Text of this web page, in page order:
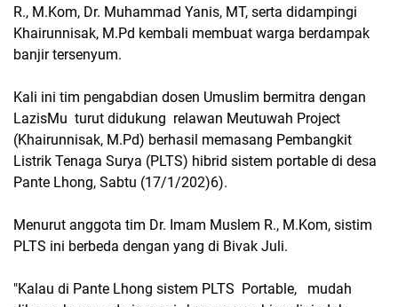
R., M.Kom, Dr. Muhammad Yanis, MT, serta didampingi
Khairunnisak, M.Pd kembali membuat warga berdampak
banjir tersenyum.
Kali ini tim pengabdian dosen Umuslim bermitra dengan
LazisMu turut didukung relawan Meutuwah Project
(Khairunnisak, M.Pd) berhasil memasang Pembangkit
Listrik Tenaga Surya (PLTS) hibrid sistem portable di desa
Pante Lhong, Sabtu (17/1/202)6).
Menurut anggota tim Dr. Imam Muslem R., M.Kom, sistim
PLTS ini berbeda dengan yang di Bivak Juli.
"Kalau di Pante Lhong sistem PLTS Portable, mudah